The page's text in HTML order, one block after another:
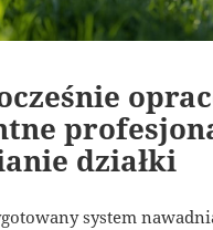
działki
system